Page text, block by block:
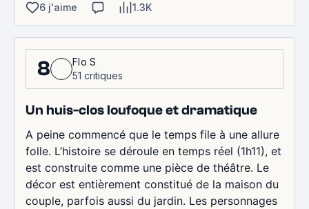
6 j'aime
1.3K
8
Flo S
51 critiques
Un huis-clos loufoque et dramatique
A peine commencé que le temps file à une allure
folle. L’histoire se déroule en temps réel (1h11), et
est construite comme une pièce de théâtre. Le
décor est entièrement constitué de la maison du
couple, parfois aussi du jardin. Les personnages